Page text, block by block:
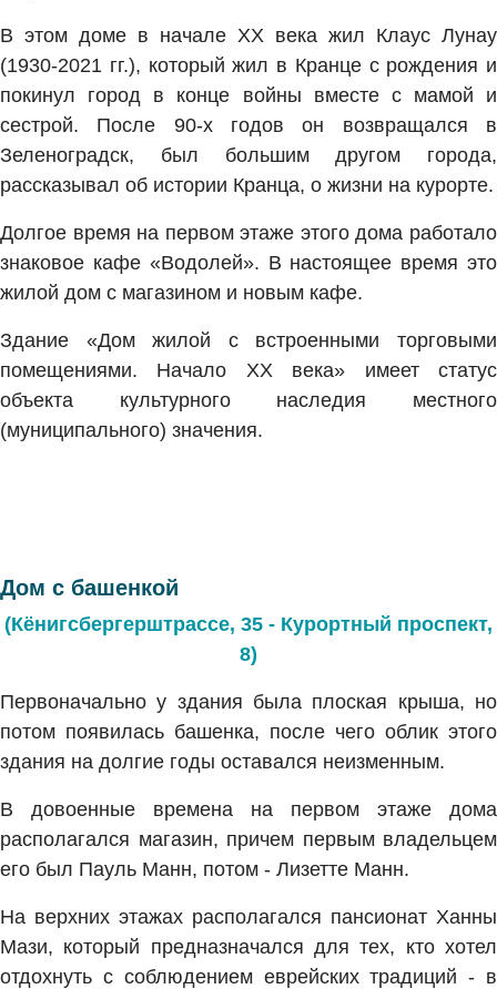
В этом доме в начале XX века жил Клаус Лунау
(1930-2021 гг.), который жил в Кранце с рождения и
покинул город в конце войны вместе с мамой и
сестрой. После 90-х годов он возвращался в
Зеленоградск, был большим другом города,
рассказывал об истории Кранца, о жизни на курорте.
Долгое время на первом этаже этого дома работало
знаковое кафе «Водолей». В настоящее время это
жилой дом с магазином и новым кафе.
Здание «Дом жилой с встроенными торговыми
помещениями. Начало XX века» имеет статус
объекта культурного наследия местного
(муниципального) значения.
Дом с башенкой
(Кёнигсбергерштрассе, 35 - Курортный проспект,
8)
Первоначально у здания была плоская крыша, но
потом появилась башенка, после чего облик этого
здания на долгие годы оставался неизменным.
В довоенные времена на первом этаже дома
располагался магазин, причем первым владельцем
его был Пауль Манн, потом - Лизетте Манн.
На верхних этажах располагался пансионат Ханны
Мази, который предназначался для тех, кто хотел
отдохнуть с соблюдением еврейских традиций - в